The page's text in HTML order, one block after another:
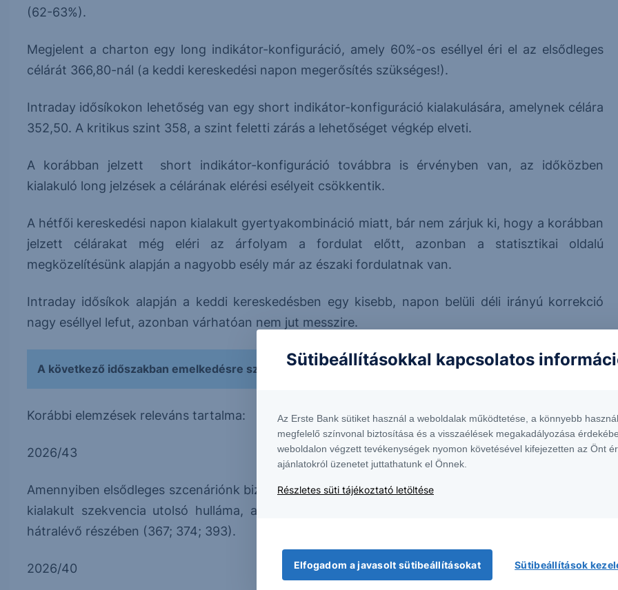
(62-63%).
Megjelent a charton egy long indikátor-konfiguráció, amely 60%-os eséllyel éri el az elsődleges
célárát 366,80-nál (a keddi kereskedési napon megerősítés szükséges!).
Intraday idősíkokon lehetőség van egy short indikátor-konfiguráció kialakulására, amelynek célára
352,50. A kritikus szint 358, a szint feletti zárás a lehetőséget végkép elveti.
A korábban jelzett short indikátor-konfiguráció továbbra is érvényben van, az időközben
kialakuló long jelzések a célárának elérési esélyeit csökkentik.
A hétfői kereskedési napon kialakult gyertyakombináció miatt, bár nem zárjuk ki, hogy a korábban
jelzett célárakat még eléri az árfolyam a fordulat előtt, azonban a statisztikai oldalú
megközelítésünk alapján a nagyobb esély már az északi fordulatnak van.
Intraday idősíkok alapján a keddi kereskedésben egy kisebb, napon belüli déli irányú korrekció
nagy eséllyel lefut, azonban várhatóan nem jut messzire.
A következő időszakban emelkedésre számítunk, amelynek az elsődleges célára 357,60.
Korábbi elemzések releváns tartalma:
2026/43
Amennyiben elsődleges szcenáriónk bizonyul helyesnek, akkor a déli irányú mozgás több idősíkon
kialakult szekvencia utolsó hulláma, amelyből jelentős forinterősödés érkezhet a piacra az év
hátralévő részében (367; 374; 393).
2026/40
Sütibeállításokkal kapcsolatos
Az Erste Bank sütiket használ a weboldalak működtetése, a könnyebb
megfelelő színvonal biztosítása és a visszaélések megakadályozása
weboldalon végzett tevékenységek nyomon követésével kifejezetten az Önt
ajánlatokról üzenetet juttathatunk el Önnek.
Részletes süti tájékoztató letöltése
Elfogadom a javasolt sütibeállításokat Sütibeállítások